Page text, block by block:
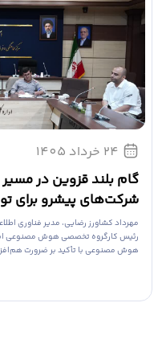
24 خرداد 1405
گام بلند قزوین در
شرکت‌های پیشرو برای
مهرداد کشاورز رضایی، مدیر فناوری
رئیس کارگروه تخصصی هوش مصنوعی
هوش مصنوعی با تأکید بر ضرورت